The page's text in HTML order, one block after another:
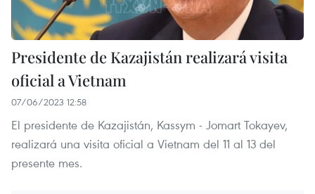
Presidente de Kazajistán realizará visita
oficial a Vietnam
07/06/2023 12:58
El presidente de Kazajistán, Kassym - Jomart Tokayev,
realizará una visita oficial a Vietnam del 11 al 13 del
presente mes.